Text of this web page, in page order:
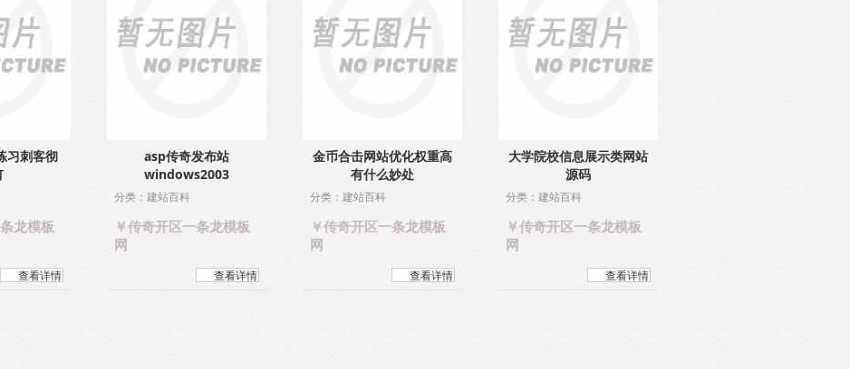
习刺客彻
龙模板
查看详情
asp传奇发布站
windows2003
分类：建站百科
￥传奇开区一条龙模板
网
查看详情
金币合击网站优化权重高
有什么妙处
分类：建站百科
￥传奇开区一条龙模板
网
查看详情
大学院校信息展示类网站
源码
分类：建站百科
￥传奇开区一条龙模板
网
查看详情